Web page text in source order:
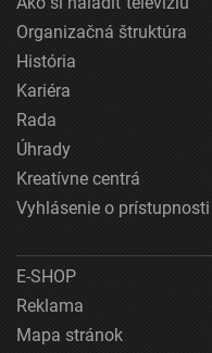
Organizačná štruktúra
História
Kariéra
Rada
Úhrady
Kreatívne centrá
Vyhlásenie o prístupnosti
E-SHOP
Reklama
Mapa stránok